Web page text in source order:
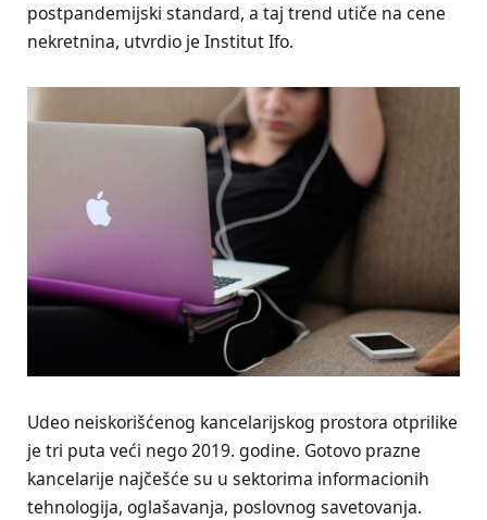
postpandemijski standard, a taj trend utiče na cene
nekretnina, utvrdio je Institut Ifo.
Udeo neiskorišćenog kancelarijskog prostora otprilike
je tri puta veći nego 2019. godine. Gotovo prazne
kancelarije najčešće su u sektorima informacionih
tehnologija, oglašavanja, poslovnog savetovanja.